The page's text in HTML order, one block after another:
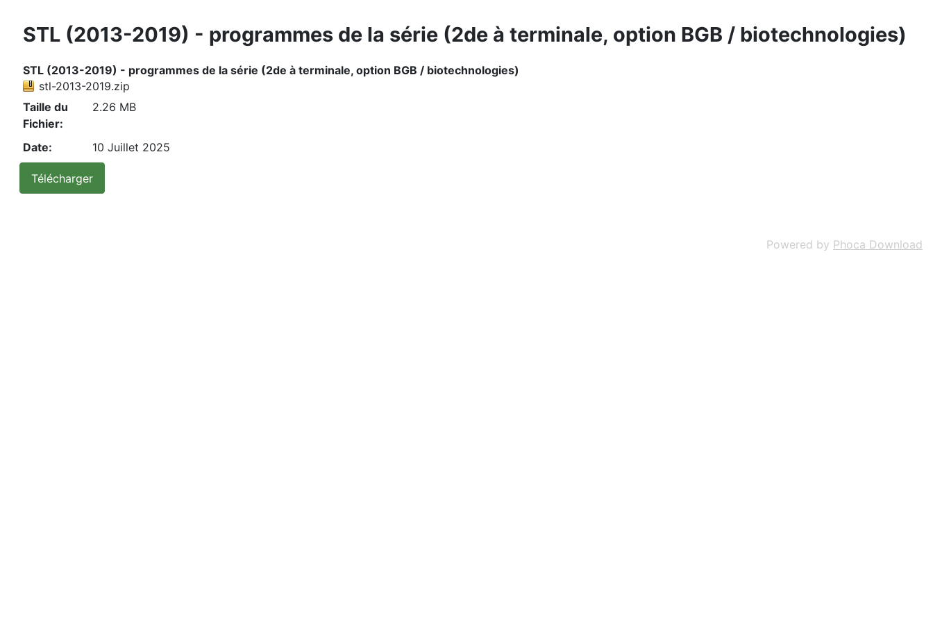
STL (2013-2019) - programmes de la série (2de à terminale, option BGB / biotechnologies)
STL (2013-2019) - programmes de la série (2de à terminale, option BGB / biotechnologies)
stl-2013-2019.zip
Taille du
Fichier:
2.26 MB
Date: 10 Juillet 2025
Powered by Phoca Download